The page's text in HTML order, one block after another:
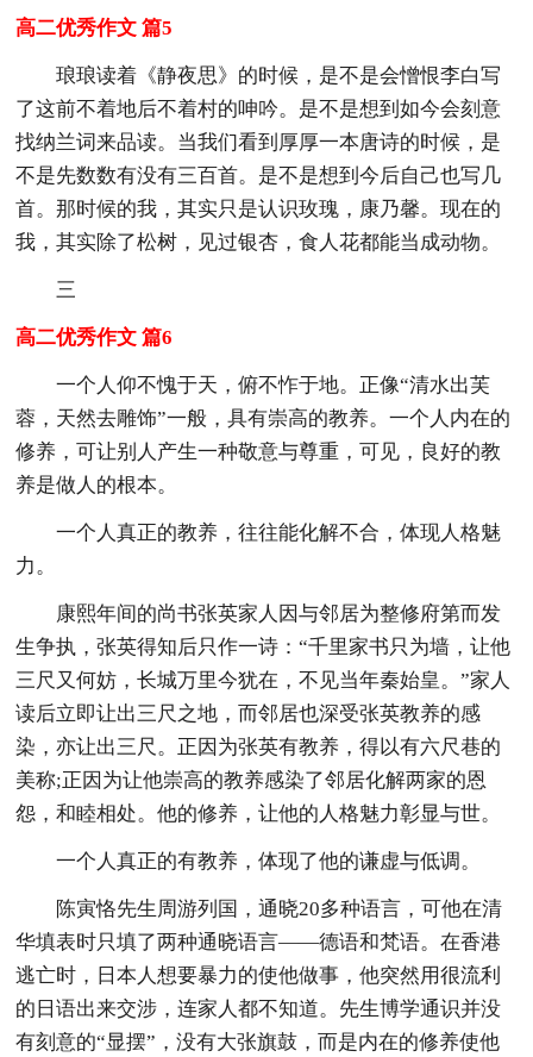
高二优秀作文 篇5
琅琅读着《静夜思》的时候，是不是会憎恨李白写
了这前不着地后不着村的呻吟。是不是想到如今会刻意
找纳兰词来品读。当我们看到厚厚一本唐诗的时候，是
不是先数数有没有三百首。是不是想到今后自己也写几
首。那时候的我，其实只是认识玫瑰，康乃馨。现在的
我，其实除了松树，见过银杏，食人花都能当成动物。
三
高二优秀作文 篇6
一个人仰不愧于天，俯不怍于地。正像“清水出芙
蓉，天然去雕饰”一般，具有崇高的教养。一个人内在的
修养，可让别人产生一种敬意与尊重，可见，良好的教
养是做人的根本。
一个人真正的教养，往往能化解不合，体现人格魅
力。
康熙年间的尚书张英家人因与邻居为整修府第而发
生争执，张英得知后只作一诗：“千里家书只为墙，让他
三尺又何妨，长城万里今犹在，不见当年秦始皇。”家人
读后立即让出三尺之地，而邻居也深受张英教养的感
染，亦让出三尺。正因为张英有教养，得以有六尺巷的
美称;正因为让他崇高的教养感染了邻居化解两家的恩
怨，和睦相处。他的修养，让他的人格魅力彰显与世。
一个人真正的有教养，体现了他的谦虚与低调。
陈寅恪先生周游列国，通晓20多种语言，可他在清
华填表时只填了两种通晓语言——德语和梵语。在香港
逃亡时，日本人想要暴力的使他做事，他突然用很流利
的日语出来交涉，连家人都不知道。先生博学通识并没
有刻意的“显摆”，没有大张旗鼓，而是内在的修养使他